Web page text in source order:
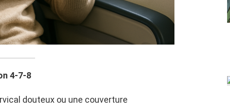
4-7-8
douteux ou une couverture